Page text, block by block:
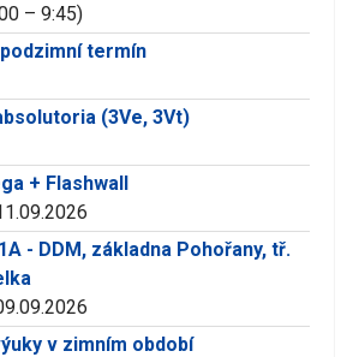
– 9:45)
termín
(3Ve, 3Vt)
+ Flashwall
- DDM, základna Pohořany, tř.
v zimním období